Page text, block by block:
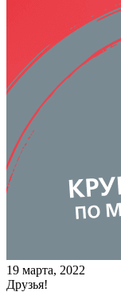
19 марта, 2022
Друзья!